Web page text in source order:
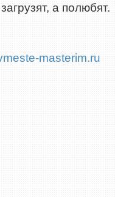
а полюбят.
masterim.ru